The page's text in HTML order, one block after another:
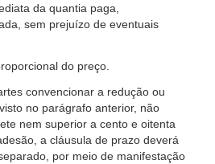
da quantia paga,
sem prejuízo de eventuais
do preço.
convencionar a redução ou
no parágrafo anterior, não
nem superior a cento e oitenta
a cláusula de prazo deverá
por meio de manifestação